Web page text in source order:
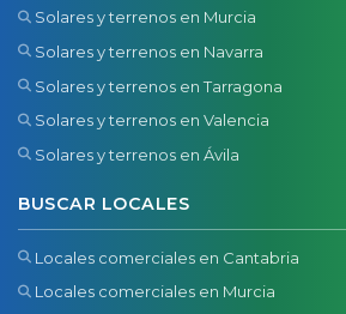
Solares y terrenos en Murcia
Solares y terrenos en Navarra
Solares y terrenos en Tarragona
Solares y terrenos en Valencia
Solares y terrenos en Ávila
BUSCAR LOCALES
Locales comerciales en Cantabria
Locales comerciales en Murcia